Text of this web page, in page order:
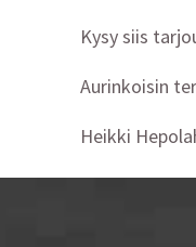
Kysy siis
Aurinkoisin
Heikki